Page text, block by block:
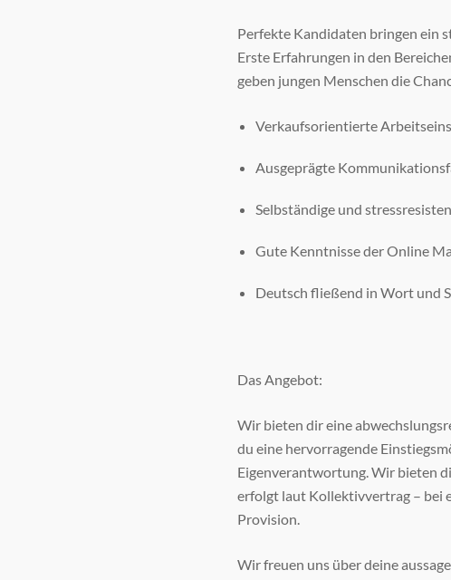
Perfekte Kandidaten bringen ein
Erste Erfahrungen in den
geben jungen Menschen die
Verkaufsorientierte
Ausgeprägte
Selbständige und
Gute Kenntnisse der Online
Deutsch fließend in Wort und
Das Angebot:
Wir bieten dir eine
du eine hervorragende
Eigenverantwortung. Wir bieten
erfolgt laut Kollektivvertrag – bei
Provision.
Wir freuen uns über deine